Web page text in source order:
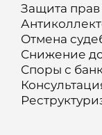
Защита
Отмена
Снижение
Споры с